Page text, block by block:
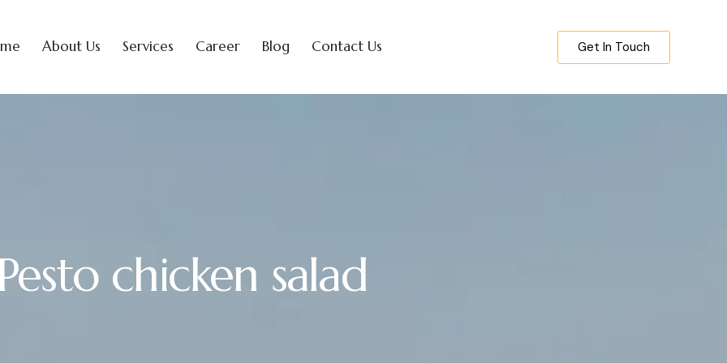
About Us Services Career Blog Contact Us Get In Touch
chicken salad